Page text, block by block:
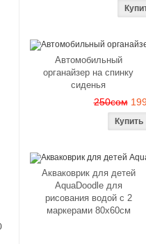
Автомобильный
органайзер на спинку
сиденья
250сом
Акваковрик для детей
AquaDoodle для
рисования водой с 2
маркерами 80х60см